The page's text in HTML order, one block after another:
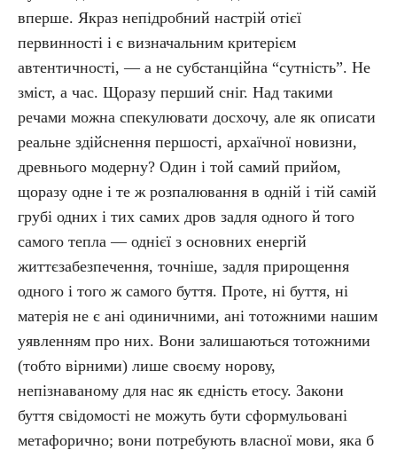
вперше. Якраз непідробний настрій отієї
первинності і є визначальним критерієм
автентичності, — а не субстанційна “сутність”. Не
зміст, а час. Щоразу перший сніг. Над такими
речами можна спекулювати досхочу, але як описати
реальне здійснення першості, архаїчної новизни,
древнього модерну? Один і той самий прийом,
щоразу одне і те ж розпалювання в одній і тій самій
грубі одних і тих самих дров задля одного й того
самого тепла — однієї з основних енергій
життєзабезпечення, точніше, задля прирощення
одного і того ж самого буття. Проте, ні буття, ні
матерія не є ані одиничними, ані тотожними нашим
уявленням про них. Вони залишаються тотожними
(тобто вірними) лише своєму норову,
непізнаваному для нас як єдність етосу. Закони
буття свідомості не можуть бути сформульовані
метафорично; вони потребують власної мови, яка б